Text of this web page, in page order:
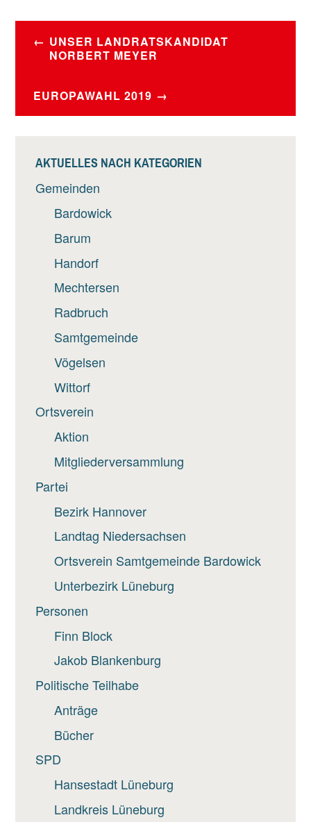
BEITRAGSNAVIGATION
UNSER LANDRATSKANDIDAT
NORBERT MEYER
EUROPAWAHL 2019
AKTUELLES NACH KATEGORIEN
Gemeinden
Bardowick
Barum
Handorf
Mechtersen
Radbruch
Samtgemeinde
Vögelsen
Wittorf
Ortsverein
Aktion
Mitgliederversammlung
Partei
Bezirk Hannover
Landtag Niedersachsen
Ortsverein Samtgemeinde Bardowick
Unterbezirk Lüneburg
Personen
Finn Block
Jakob Blankenburg
Politische Teilhabe
Anträge
Bücher
SPD
Hansestadt Lüneburg
Landkreis Lüneburg